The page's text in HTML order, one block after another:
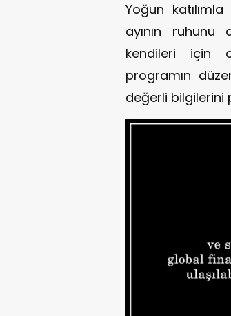
Yoğun
ayının ruhunu
kendileri için
programın
değerli bilgilerini